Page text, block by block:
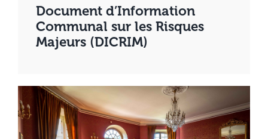
Document d’Information
Communal sur les Risques
Majeurs (DICRIM)